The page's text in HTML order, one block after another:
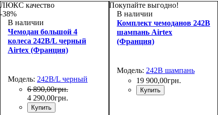
55x39х22+5
66x46х27+5
ЛЮКС качество
-38%
В наличии
Чемодан большой 4
колеса 242B/L черный
Airtex (Франция)
Модель: 242B/L черный
6 890,00грн.
4 290,00грн.
Купить
Покупайте выгодно!
В наличии
Комплект чемоданов 242B
шампань Airtex
(Франция)
Модель: 242B шампань
19 900,00грн.
Купить